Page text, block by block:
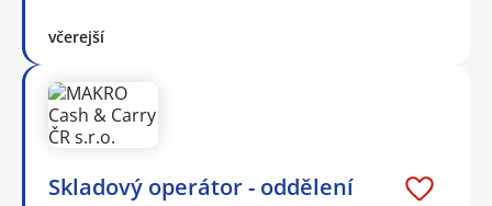
včerejší
Skladový operátor - oddělení